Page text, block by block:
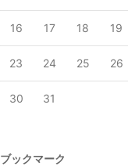
16 17 18 19
23 24 25 26
30 31
ブックマーク